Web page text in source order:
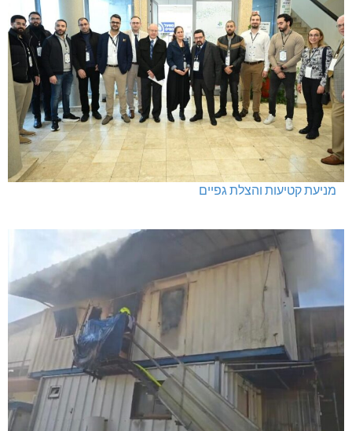
מניעת קטיעות והצלת גפיים